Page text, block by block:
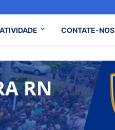
CONTATE-NOS